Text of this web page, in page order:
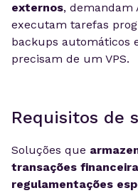
externos, demandam
executam tarefas
backups automáticos
precisam de um VPS.
Requisitos de
Soluções que
transações
regulamentações